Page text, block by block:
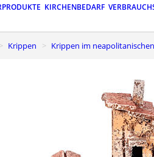
KIRCHENBEDARF
Krippen Krippen im